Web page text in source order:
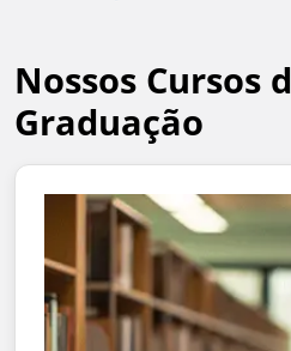
Nossos Cursos
Graduação